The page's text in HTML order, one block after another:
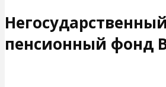
Негосударственный
пенсионный фонд